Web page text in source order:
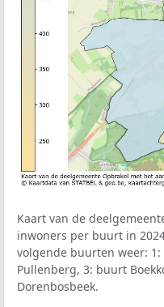
Kaart van de
inwoners per buurt in
volgende buurten weer:
Pullenberg, 3: buurt
Dorenbosbeek.